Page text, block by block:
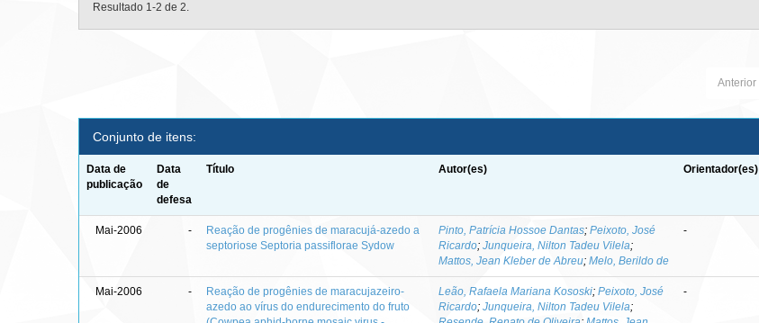
Resultado 1-2 de 2.
Anterior
Conjunto de itens:
Data de
publicação
Data
de
defesa
Título Autor(es) Orientador(es)
Mai-2006 -
Reação de progênies de maracujá-azedo a
septoriose Septoria passiflorae Sydow
Pinto, Patrícia Hossoe Dantas;Peixoto, José
Ricardo;Junqueira, Nilton Tadeu Vilela;
Mattos, Jean Kleber de Abreu;Melo, Berildo de
-
Mai-2006 -
Reação de progênies de maracujazeiro-
azedo ao vírus do endurecimento do fruto
Leão, Rafaela Mariana Kososki;Peixoto, José
Ricardo;Junqueira, Nilton Tadeu Vilela;
-